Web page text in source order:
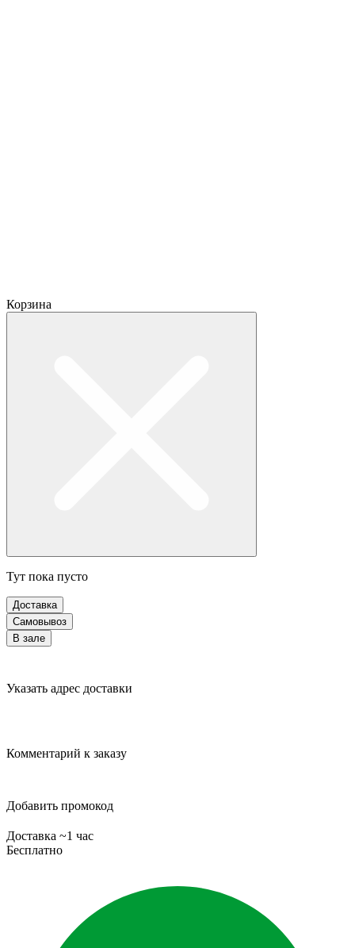
Корзина
Тут пока пусто
Доставка
Самовывоз
В зале
Указать адрес доставки
Комментарий к заказу
Добавить промокод
Доставка ~1 час
Бесплатно